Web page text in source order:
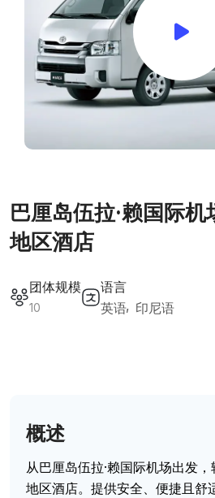
巴厘岛伍拉·赖国际
地区酒店
团体规模
10
语言
英语 印尼语
概述
从巴厘岛伍拉·赖国际机场出发
地区酒店。 提供安全、便捷且舒